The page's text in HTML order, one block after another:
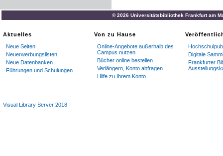
© 2026 Universitätsbibliothek Frankfurt am
Aktuelles
Neue Seiten
Neuerwerbungslisten
Neue Datenbanken
Führungen und Schulungen
Von zu Hause
Online-Angebote außerhalb des
Campus nutzen
Bücher online bestellen
Verlängern, Konto abfragen
Hilfe zu Ihrem Konto
Digitale
Frankfurter
Visual Library Server 2018